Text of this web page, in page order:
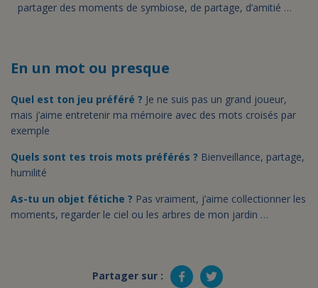
partager des moments de symbiose, de partage, d’amitié …
En un mot ou presque
Quel est ton jeu préféré ? Je ne suis pas un grand joueur,
mais j’aime entretenir ma mémoire avec des mots croisés par
exemple
Quels sont tes trois mots préférés ? Bienveillance, partage,
humilité
As-tu un objet fétiche ? Pas vraiment, j’aime collectionner les
moments, regarder le ciel ou les arbres de mon jardin …
Partager sur :